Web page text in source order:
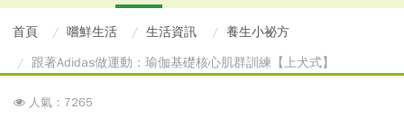
首頁 嚐鮮生活 生活資訊
養生小祕方
跟著Adidas做運動：瑜伽基礎核心肌群訓練【上犬式】
人氣：7265